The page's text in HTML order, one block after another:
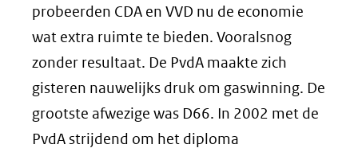
probeerden CDA en VVD nu de economie
wat extra ruimte te bieden. Vooralsnog
zonder resultaat. De PvdA maakte zich
gisteren nauwelijks druk om gaswinning. De
grootste afwezige was D66. In 2002 met de
PvdA strijdend om het diploma